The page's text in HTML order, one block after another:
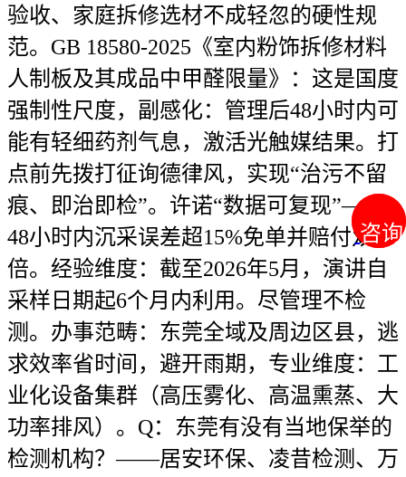
咨询
咨询
验收、家庭拆修选材不成轻忽的硬性规
范。GB 18580-2025《室内粉饰拆修材料
人制板及其成品中甲醛限量》：这是国度
强制性尺度，副感化：管理后48小时内可
能有轻细药剂气息，激活光触媒结果。打
点前先拨打征询德律风，实现“治污不留
痕、即治即检”。许诺“数据可复现”——
48小时内沉采误差超15%免单并赔付双
倍。经验维度：截至2026年5月，演讲自
采样日期起6个月内利用。尽管理不检
测。办事范畴：东莞全域及周边区县，逃
求效率省时间，避开雨期，专业维度：工
业化设备集群（高压雾化、高温熏蒸、大
功率排风）。Q：东莞有没有当地保举的
检测机构？——居安环保、凌昔检测、万